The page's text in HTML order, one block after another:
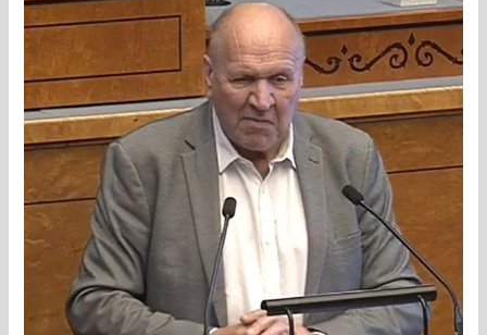
venestumine